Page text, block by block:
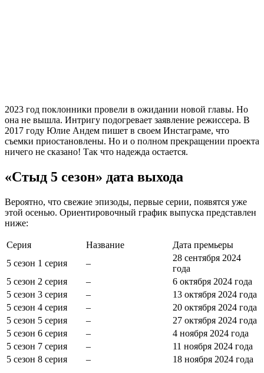
2023 год поклонники провели в ожидании новой главы. Но
она не вышла. Интригу подогревает заявление режиссера. В
2017 году Юлие Андем пишет в своем Инстаграме, что
съемки приостановлены. Но и о полном прекращении проекта
ничего не сказано! Так что надежда остается.
«Стыд 5 сезон» дата выхода
Вероятно, что свежие эпизоды, первые серии, появятся уже
этой осенью. Ориентировочный график выпуска представлен
ниже:
Серия Название
Дата премьеры
5 сезон 1 серия
–
28 сентября 2024
года
5 сезон 2 серия
–
6 октября 2024 года
5 сезон 3 серия
–
13 октября 2024 года
5 сезон 4 серия
–
20 октября 2024 года
5 сезон 5 серия
–
27 октября 2024 года
5 сезон 6 серия
–
4 ноября 2024 года
5 сезон 7 серия
–
11 ноября 2024 года
5 сезон 8 серия
– 18 ноября 2024 года